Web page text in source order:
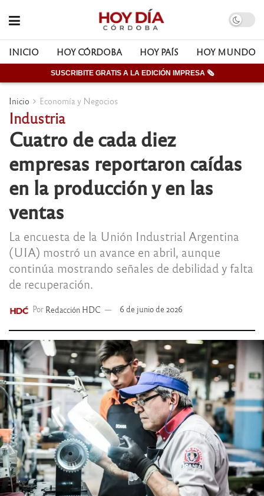
INICIO HOY CÓRDOBA HOY PAÍS HOY MUNDO
SUSCRIBITE GRATIS A LA EDICIÓN IMPRESA 🗞
Inicio Economía y Negocios
Industria
Cuatro de cada diez
empresas reportaron caídas
en la producción y en las
ventas
La encuesta de la Unión Industrial Argentina
(UIA) mostró un avance en abril, aunque
continúa mostrando señales de debilidad y falta
de recuperación.
Por Redacción HDC 6 de junio de 2026